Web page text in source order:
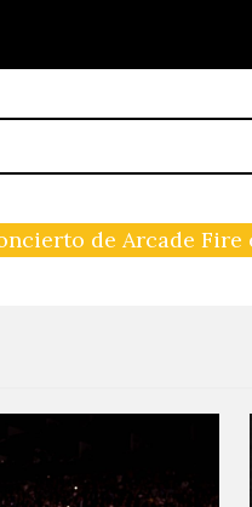
de Arcade